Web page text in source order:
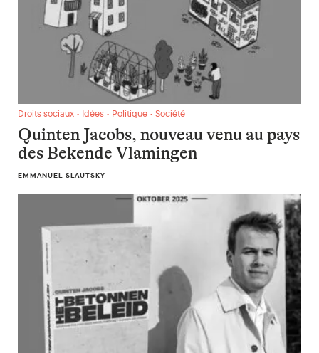
Quinten Jacobs, nouveau venu au pays des Bekende
Droits sociaux • Idées • Politique • Société
Quinten Jacobs, nouveau venu au pays
des Bekende Vlamingen
EMMANUEL SLAUTSKY